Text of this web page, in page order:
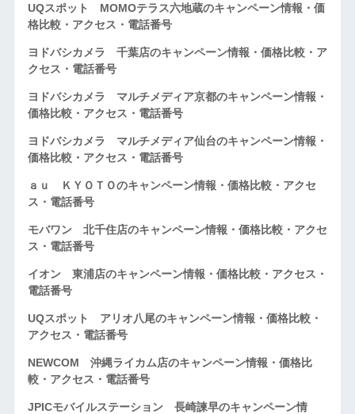
UQスポット MOMOテラス六地蔵のキャンペーン情報・価
格比較・アクセス・電話番号
ヨドバシカメラ 千葉店のキャンペーン情報・価格比較・ア
クセス・電話番号
ヨドバシカメラ マルチメディア京都のキャンペーン情報・
価格比較・アクセス・電話番号
ヨドバシカメラ マルチメディア仙台のキャンペーン情報・
価格比較・アクセス・電話番号
ａｕ ＫＹＯＴＯのキャンペーン情報・価格比較・アクセ
ス・電話番号
モバワン 北千住店のキャンペーン情報・価格比較・アクセ
ス・電話番号
イオン 東浦店のキャンペーン情報・価格比較・アクセス・
電話番号
UQスポット アリオ八尾のキャンペーン情報・価格比較・
アクセス・電話番号
NEWCOM 沖縄ライカム店のキャンペーン情報・価格比
較・アクセス・電話番号
JPICモバイルステーション 長崎諫早のキャンペーン情